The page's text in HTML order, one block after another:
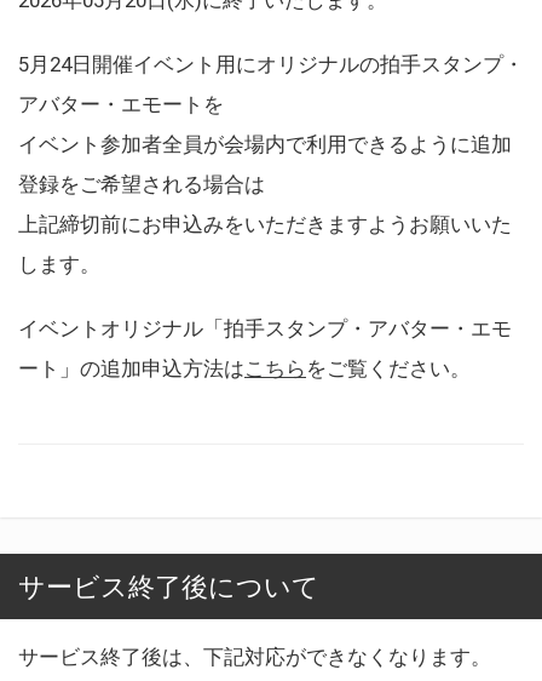
5月24日開催イベント用にオリジナルの拍手スタンプ・
アバター・エモートを
イベント参加者全員が会場内で利用できるように追加
登録をご希望される場合は
上記締切前にお申込みをいただきますようお願いいた
します。
イベントオリジナル「拍手スタンプ・アバター・エモ
ート」の追加申込方法はこちら をご覧ください。
サービス終了後について
サービス終了後は、下記対応ができなくなります。